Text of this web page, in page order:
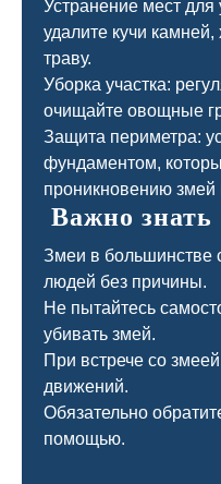
Устранение мест
удалите кучи
траву.
Уборка участка:
очищайте овощные
Защита периметра:
фундаментом,
проникновению змей
Важно знать
Змеи в большинстве
людей без причины.
Не пытайтесь
убивать змей.
При встрече со
движений.
Обязательно
помощью.